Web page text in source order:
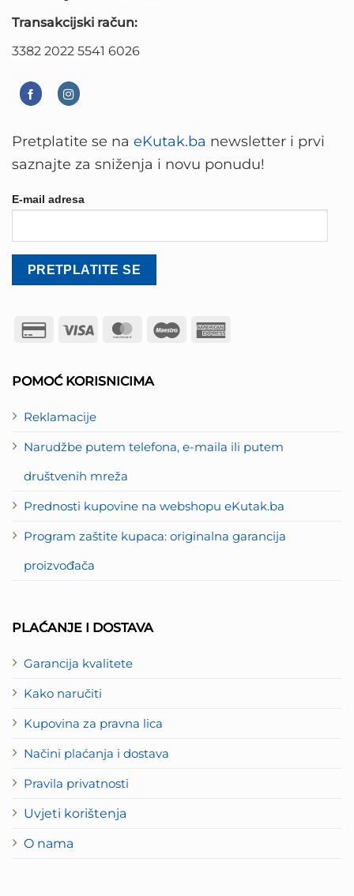
Transakcijski račun:
3382 2022 5541 6026
POMOĆ KORISNICIMA
Reklamacije
Narudžbe putem telefona, e-maila ili putem
društvenih mreža
Prednosti kupovine na webshopu eKutak.ba
Program zaštite kupaca: originalna garancija
proizvođača
PLAĆANJE I DOSTAVA
Garancija kvalitete
Kako naručiti
Kupovina za pravna lica
Načini plaćanja i dostava
Pravila privatnosti
Uvjeti korištenja
O nama
Pretplatite se na eKutak.ba newsletter i prvi
saznajte za sniženja i novu ponudu!
E-mail adresa
Credit
Visa MasterCard
Maestro